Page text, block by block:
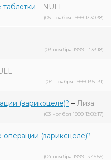
таблетки – NULL
(05 ноября 1999 13:30:38)
(03 ноября 1999 17:33:18)
(04 ноября 1999 13:51:31)
(варикоцеле)? – Лиза
(03 ноября 1999 13:08:17)
(варикоцеле)? –
(04 ноября 1999 13:45:55)